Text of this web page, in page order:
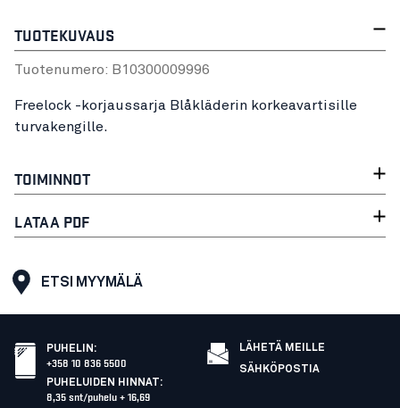
TUOTEKUVAUS
Tuotenumero: B10300009996
Freelock -korjaussarja Blåkläderin korkeavartisille
turvakengille.
TOIMINNOT
LATAA PDF
ETSI MYYMÄLÄ
PUHELIN :
+358 10 836 5500
PUHELUIDEN HINNAT:
8,35 snt/puhelu + 16,69
LÄHETÄ MEILLE
SÄHKÖPOSTIA